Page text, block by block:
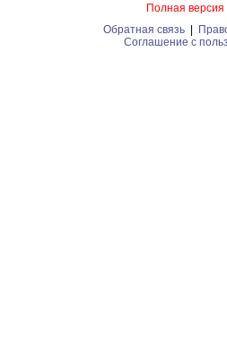
Полная версия
Обратная связь |
Соглашение с